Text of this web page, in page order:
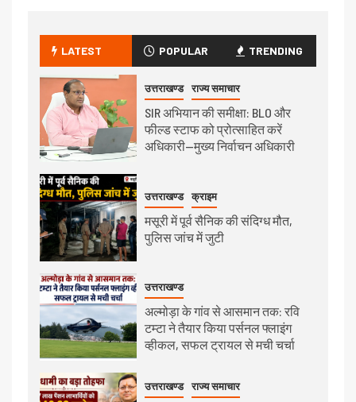
LATEST POPULAR TRENDING
उत्तराखण्ड राज्य समाचार
SIR अभियान की समीक्षा: BLO और
फील्ड स्टाफ को प्रोत्साहित करें
अधिकारी—मुख्य निर्वाचन अधिकारी
उत्तराखण्ड क्राइम
मसूरी में पूर्व सैनिक की संदिग्ध मौत,
पुलिस जांच में जुटी
उत्तराखण्ड
अल्मोड़ा के गांव से आसमान तक: रवि
टम्टा ने तैयार किया पर्सनल फ्लाइंग
व्हीकल, सफल ट्रायल से मची चर्चा
उत्तराखण्ड राज्य समाचार